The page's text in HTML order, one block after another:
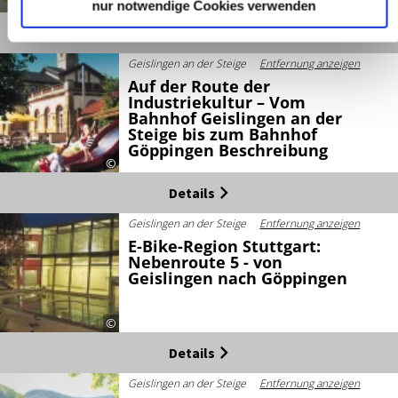
nur notwendige Cookies verwenden
Details
©
Geislingen an der Steige Entfernung anzeigen
Auf der Route der
Industriekultur – Vom
Bahnhof Geislingen an der
Steige bis zum Bahnhof
Göppingen Beschreibung
Details
©
Geislingen an der Steige Entfernung anzeigen
E-Bike-Region Stuttgart:
Nebenroute 5 - von
Geislingen nach Göppingen
Details
Geislingen an der Steige Entfernung anzeigen